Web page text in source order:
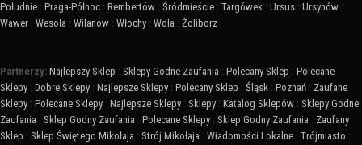
Południe : Praga-Północ : Rembertów : Śródmieście : Targówek : Ursus : Ursynów :
Wawer : Wesoła : Wilanów : Włochy : Wola : Żoliborz
Partnerzy: Najlepszy Sklep : Sklepy Godne Zaufania : Polecany Sklep : Polecane
Sklepy : Dobre Sklepy : Najlepsze Sklepy : Polecany Sklep : Śląsk : Poznań : Zaufane
Sklepy : Polecane Sklepy : Najlepsze Sklepy : Sklepy : Katalog Sklepów : Sklepy Godne
Zaufania : Sklep Godny Zaufania : Polecane Sklepy : Sklep Godny Zaufania : Zaufany
Sklep : Sklep Świętego Mikołaja : Strój Mikołaja : Wiadomości Lokalne : Trójmiasto :